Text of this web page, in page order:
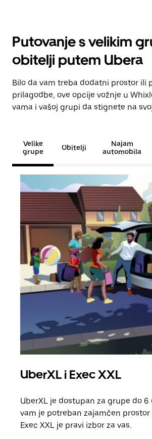
Putovanje s velikim
obitelji putem Ubera
Bilo da vam treba dodatni prostor ili
prilagodbe, ove opcije vožnje u
vama i vašoj grupi da stignete na
Velike
grupe
Obitelji
Najam
automobila
UberXL i Exec XXL
UberXL je dostupan za grupe do 6
vam je potreban zajamčen
Exec XXL je pravi izbor za vas.